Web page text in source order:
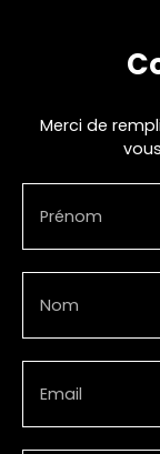
Merci de
Prénom
Nom
Email